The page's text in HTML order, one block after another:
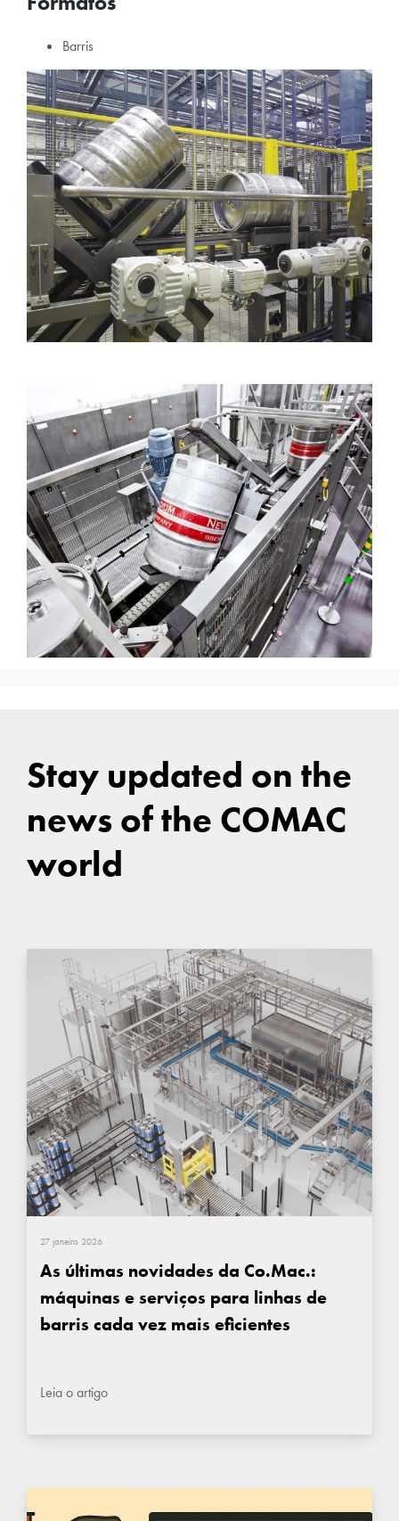
Barris
Stay updated on the
news of the COMAC
world
27 janeiro 2026
As últimas novidades da Co.Mac.:
máquinas e serviços para linhas de
barris cada vez mais eficientes
Leia o artigo